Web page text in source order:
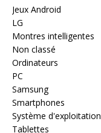
Jeux Android
LG
Montres intelligentes
Non classé
Ordinateurs
PC
Samsung
Smartphones
Système d'exploitation
Tablettes